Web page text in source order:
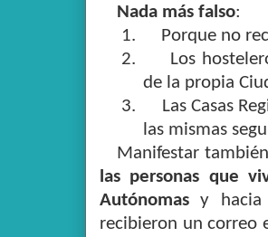
Nada más falso:
1.
Porque no
2.
Los
de la propia
3.
Las Casas
las mismas
Manifestar
las personas que
Autónomas y hacia
recibieron un correo